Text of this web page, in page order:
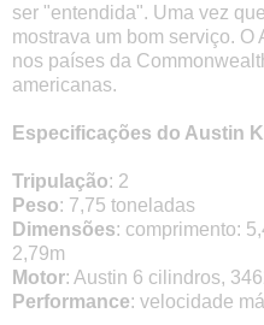
ser "entendida". Uma vez
mostrava um bom serviço.
nos países da
americanas.
Especificações do Austin
Tripulação: 2
Peso: 7,75 toneladas
Dimensões: comprimento:
2,79m
Motor: Austin 6 cilindros,
Performance: velocidade